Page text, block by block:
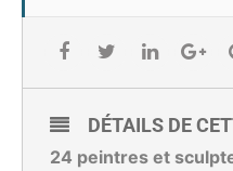
DÉTAILS DE
24 peintres et